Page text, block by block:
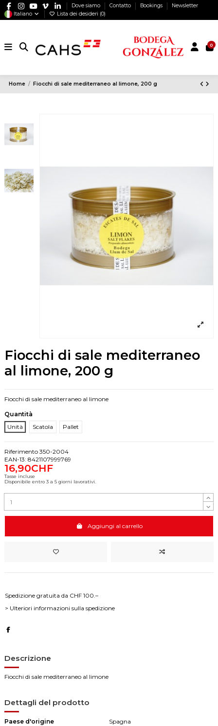
Dove siamo Contatto Bookings
Newsletter
Italiano
Lista dei desideri (0)
0
Home Fiocchi di sale mediterraneo al limone, 200 g
Fiocchi di sale mediterraneo
al limone, 200 g
Fiocchi di sale mediterraneo al limone
Quantità
Unità
Scatola Pallet
Riferimento 350-2004
EAN-13: 8421107999769
16,90CHF
Tasse incluse
Disponibile entro 3 a 5 giorni lavorativi.
Aggiungi al carrello
Spedizione gratuita da CHF 100.–
> Ulteriori informazioni sulla spedizione
Descrizione
Fiocchi di sale mediterraneo al limone
Dettagli del prodotto
Paese d'origine
Spagna